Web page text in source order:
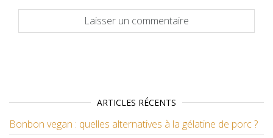
ARTICLES RÉCENTS
Bonbon vegan : quelles alternatives à la gélatine de porc ?